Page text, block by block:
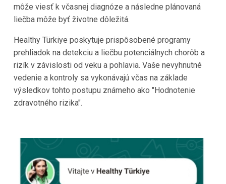
môže viesť k včasnej diagnóze a následne plánovaná
liečba môže byť životne dôležitá.
Healthy Türkiye poskytuje prispôsobené programy
prehliadok na detekciu a liečbu potenciálnych chorôb a
rizík v závislosti od veku a pohlavia. Vaše nevyhnutné
vedenie a kontroly sa vykonávajú včas na základe
výsledkov tohto postupu známeho ako "Hodnotenie
zdravotného rizika".